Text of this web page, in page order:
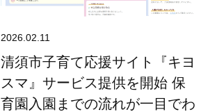
2026.02.11
清須市子育て応援サイト『キヨ
スマ』サービス提供を開始 保
育園入園までの流れが一目でわ